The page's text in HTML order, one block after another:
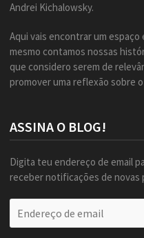
Andrei Kichalowsky.
Aqui vais encontrar um
mesmo contamos nossas
que considero serem de
promover uma reflexão sobre
ASSINA O BLOG!
Digita teu endereço de email
receber notificações de novas
de